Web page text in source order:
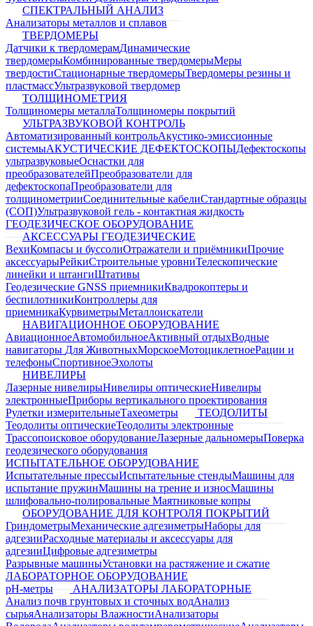
СПЕКТРАЛЬНЫЙ АНАЛИЗ
Анализаторы металлов и сплавов
ТВЕРДОМЕРЫ
Датчики к твердомерамДинамические
твердомерыКомбинированные твердомерыМеры
твердостиСтационарные твердомерыТвердомеры резины и
пластмассУльтразвуковой твердомер
ТОЛЩИНОМЕТРИЯ
Толщиномеры металлаТолщиномеры покрытий
УЛЬТРАЗВУКОВОЙ КОНТРОЛЬ
Автоматизированный контрольАкустико-эмиссионные
системыАКУСТИЧЕСКИЕ ДЕФЕКТОСКОПЫДефектоскопы
ультразвуковыеОснастки для
преобразователейПреобразователи для
дефектоскопаПреобразователи для
толщинометрииСоединительные кабелиСтандартные образцы
(СОП)Ультразвуковой гель - контактная жидкость
ГЕОДЕЗИЧЕСКОЕ ОБОРУДОВАНИЕ
АКСЕССУАРЫ ГЕОДЕЗИЧЕСКИЕ
ВехиКомпасы и буссолиОтражатели и приёмникиПрочие
аксессуарыРейкиСтроительные уровниТелескопические
линейки и штангиШтативы
Геодезические GNSS приемникиКвадрокоптеры и
беспилотникиКонтроллеры для
приемникаКурвиметрыМеталлоискатели
НАВИГАЦИОННОЕ ОБОРУДОВАНИЕ
АвиационноеАвтомобильноеАктивный отдыхВодные
навигаторы Для ЖивотныхМорскоеМотоциклетноеРации и
телефоныСпортивноеЭхолоты
НИВЕЛИРЫ
Лазерные нивелирыНивелиры оптическиеНивелиры
электронныеПриборы вертикального проектирования
Рулетки измерительныеТахеометры
ТЕОДОЛИТЫ
Теодолиты оптическиеТеодолиты электронные
Трассопоисковое оборудованиеЛазерные дальномерыПоверка
геодезического оборудования
ИСПЫТАТЕЛЬНОЕ ОБОРУДОВАНИЕ
Испытательные прессыИспытательные стендыМашины для
испытание пружинМашины на трение и износМашины
шлифовально-полировальные Маятниковые копры
ОБОРУДОВАНИЕ ДЛЯ КОНТРОЛЯ ПОКРЫТИЙ
ГриндометрыМеханические адгезиметрыНаборы для
адгезииРасходные материалы и аксессуары для
адгезииЦифровые адгезиметры
Разрывные машиныУстановки на растяжение и сжатие
ЛАБОРАТОРНОЕ ОБОРУДОВАНИЕ
pH-метры
АНАЛИЗАТОРЫ ЛАБОРАТОРНЫЕ
Анализ почв грунтовых и сточных водАнализ
сырьяАнализаторы ВлажностиАнализаторы